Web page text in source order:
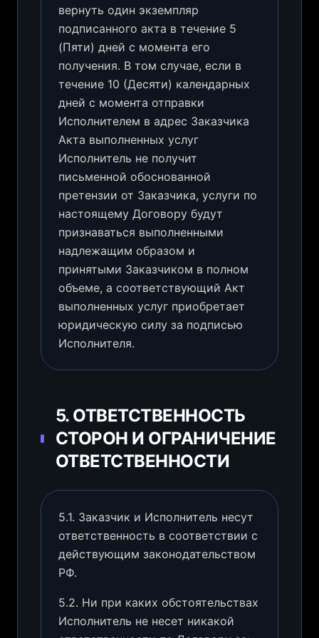
вернуть один экземпляр
подписанного акта в течение 5
(Пяти) дней с момента его
получения. В том случае, если в
течение 10 (Десяти) календарных
дней с момента отправки
Исполнителем в адрес Заказчика
Акта выполненных услуг
Исполнитель не получит
письменной обоснованной
претензии от Заказчика, услуги по
настоящему Договору будут
признаваться выполненными
надлежащим образом и
принятыми Заказчиком в полном
объеме, а соответствующий Акт
выполненных услуг приобретает
юридическую силу за подписью
Исполнителя.
5. ОТВЕТСТВЕННОСТЬ
СТОРОН И ОГРАНИЧЕНИЕ
ОТВЕТСТВЕННОСТИ
5.1. Заказчик и Исполнитель несут
ответственность в соответствии с
действующим законодательством
РФ.
5.2. Ни при каких обстоятельствах
Исполнитель не несет никакой